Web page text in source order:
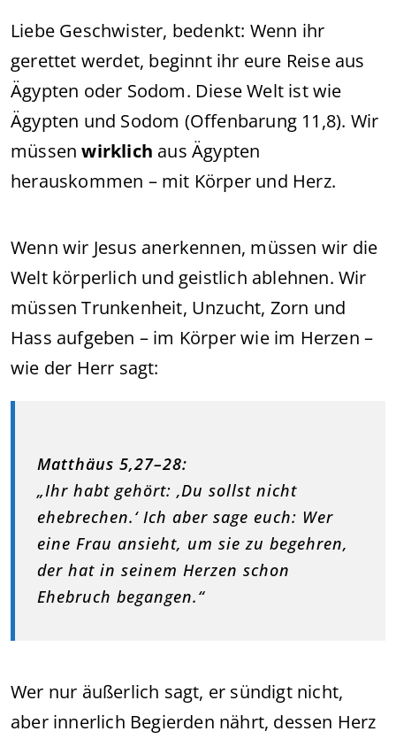
Liebe Geschwister, bedenkt: Wenn ihr
gerettet werdet, beginnt ihr eure Reise aus
Ägypten oder Sodom. Diese Welt ist wie
Ägypten und Sodom (Offenbarung 11,8). Wir
müssenwirklich aus Ägypten
herauskommen – mit Körper und Herz.
Wenn wir Jesus anerkennen, müssen wir die
Welt körperlich und geistlich ablehnen. Wir
müssen Trunkenheit, Unzucht, Zorn und
Hass aufgeben – im Körper wie im Herzen –
wie der Herr sagt:
Matthäus 5,27–28:
„Ihr habt gehört: ‚Du sollst nicht
ehebrechen.‘ Ich aber sage euch: Wer
eine Frau ansieht, um sie zu begehren,
der hat in seinem Herzen schon
Ehebruch begangen.“
Wer nur äußerlich sagt, er sündigt nicht,
aber innerlich Begierden nährt, dessen Herz